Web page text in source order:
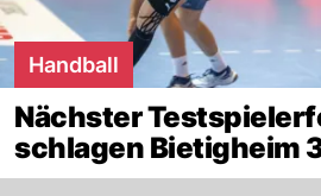
Handball
Nächster
schlagen Bietigheim